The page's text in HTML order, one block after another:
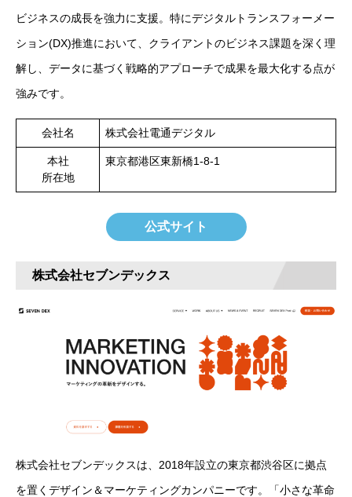
ビジネスの成長を強力に支援。特にデジタルトランスフォーメー
ション(DX)推進において、クライアントのビジネス課題を深く理
解し、データに基づく戦略的アプローチで成果を最大化する点が
強みです。
会社名 株式会社電通デジタル
本社
所在地
東京都港区東新橋1-8-1
公式サイト
株式会社セブンデックス
株式会社セブンデックスは、2018年設立の東京都渋谷区に拠点
を置くデザイン＆マーケティングカンパニーです。「小さな革命